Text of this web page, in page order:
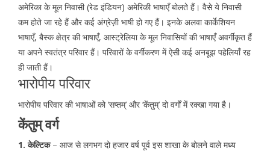
अमेरिका के मूल निवासी (रेड इंडियन) अमेरिकी भाषाएँ बोलते हैं। वैसे ये निवासी
कम होते जा रहे हैं और कई अंग्रेज़ी भाषी हो गए हैं। इनके अलवा कार्केशियन
भाषाएँ, बैस्क क्षेत्र की भाषाएँ, आस्ट्रेलिया के मूल निवासियों की भाषाएँ अवर्गीकृत हैं
या अपने स्वतंत्र परिवार हैं। परिवारों के वर्गीकरण में ऐसी कई अनबूझ पहेलियाँ रह
ही जाती हैं।
भारोपीय परिवार
भारोपीय परिवार की भाषाओं को ‘सप्तम्’ और ‘केंतुम्’ दो वर्गों में रक्खा गया है।
केंतुम् वर्ग
1. केल्टिक– आज से लगभग दो हजार वर्ष पूर्व इस शाखा के बोलने वाले मध्य